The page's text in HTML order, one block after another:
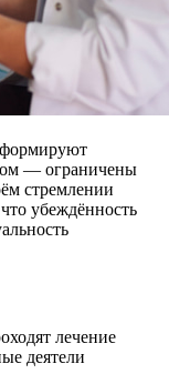
— ограничены
стремлении
убеждённость
лечение
деятели